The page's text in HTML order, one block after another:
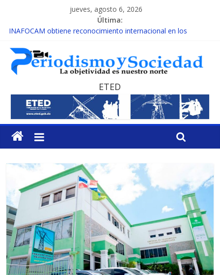
jueves, agosto 6, 2026
Última:
INAFOCAM obtiene reconocimiento internacional en los
15 de febrero de cada año es Día Nacional de la lucha contra el
cáncer infantil
EL ENFOQUE UNILATERAL DE LA COALICIÓN
MESCyT y Universidad Albizu apoyarán rehabilitación de
reclusos
MESCyT presenta calendario de Consulta Nacional por la
Educación
ETED